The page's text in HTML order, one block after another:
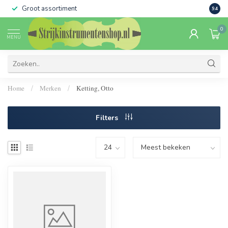
Groot assortiment 9.4
MENU
0
Home / Merken / Ketting, Otto
Filters